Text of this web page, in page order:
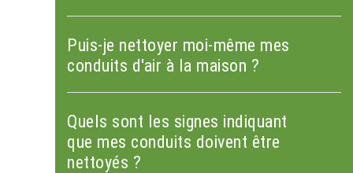
Puis-je nettoyer moi-même mes
conduits d'air à la maison ?
Quels sont les signes indiquant
que mes conduits doivent être
nettoyés ?